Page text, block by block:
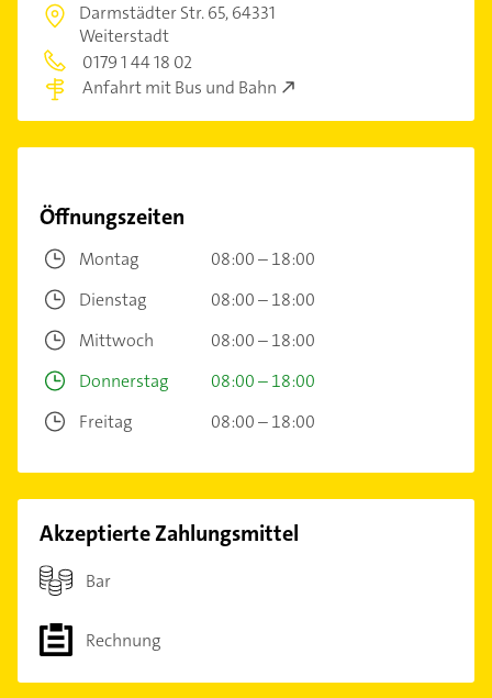
Darmstädter Str. 65,64331
Weiterstadt
0179 1 44 18 02
Anfahrt mit Bus und Bahn
Öffnungszeiten
Montag
08:00 – 18:00
Dienstag
08:00 – 18:00
Mittwoch
08:00 – 18:00
Donnerstag
08:00 – 18:00
Freitag
08:00 – 18:00
Akzeptierte Zahlungsmittel
Bar
Rechnung